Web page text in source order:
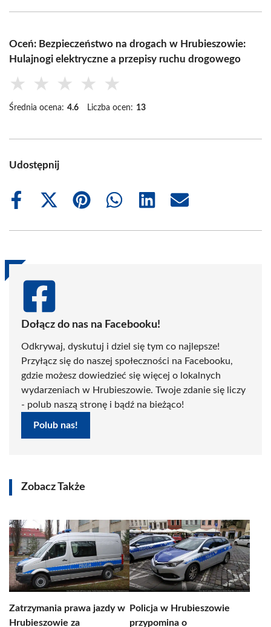
Oceń: Bezpieczeństwo na drogach w Hrubieszowie:
Hulajnogi elektryczne a przepisy ruchu drogowego
★ ★ ★ ★ ★
Średnia ocena: 4.6 Liczba ocen: 13
Udostępnij
Share
Share
(Twitter)
Share
Share
Share
Share
Dołącz do nas na Facebooku!
Odkrywaj, dyskutuj i dziel się tym co najlepsze!
Przyłącz się do naszej społeczności na Facebooku,
gdzie możesz dowiedzieć się więcej o lokalnych
wydarzeniach w Hrubieszowie. Twoje zdanie się liczy
- polub naszą stronę i bądź na bieżąco!
Polub nas!
Zobacz Także
Zatrzymania prawa jazdy w
Hrubieszowie za
Policja w Hrubieszowie
przypomina o